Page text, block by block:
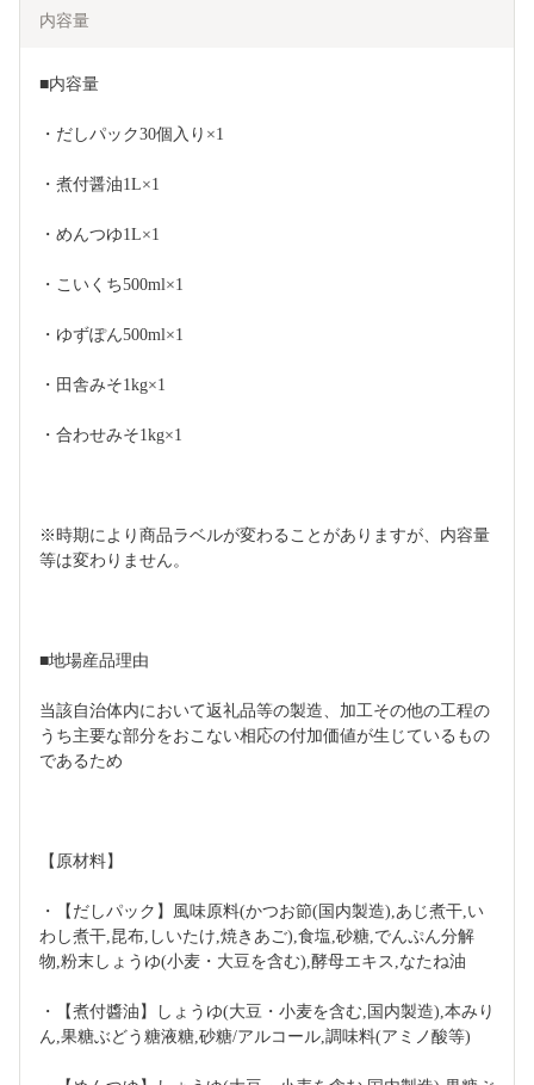
内容量
■内容量
・だしパック30個入り×1
・煮付醤油1L×1
・めんつゆ1L×1
・こいくち500ml×1
・ゆずぽん500ml×1
・田舎みそ1kg×1
・合わせみそ1kg×1
※時期により商品ラベルが変わることがありますが、内容量
等は変わりません。
■地場産品理由
当該自治体内において返礼品等の製造、加工その他の工程の
うち主要な部分をおこない相応の付加価値が生じているもの
であるため
【原材料】
・【だしパック】風味原料(かつお節(国内製造),あじ煮干,い
わし煮干,昆布,しいたけ,焼きあご),食塩,砂糖,でんぷん分解
物,粉末しょうゆ(小麦・大豆を含む),酵母エキス,なたね油
・【煮付醬油】しょうゆ(大豆・小麦を含む,国内製造),本みり
ん,果糖ぶどう糖液糖,砂糖/アルコール,調味料(アミノ酸等)